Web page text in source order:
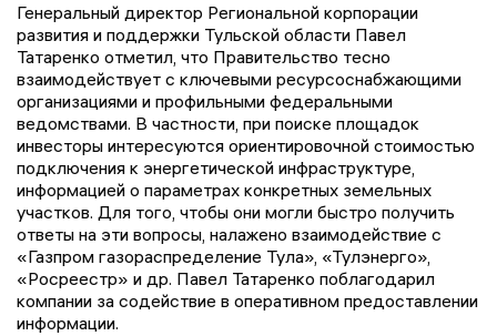
Генеральный директор Региональной корпорации
развития и поддержки Тульской области Павел
Татаренко отметил, что Правительство тесно
взаимодействует с ключевыми ресурсоснабжающими
организациями и профильными федеральными
ведомствами. В частности, при поиске площадок
инвесторы интересуются ориентировочной стоимостью
подключения к энергетической инфраструктуре,
информацией о параметрах конкретных земельных
участков. Для того, чтобы они могли быстро получить
ответы на эти вопросы, налажено взаимодействие с
«Газпром газораспределение Тула», «Тулэнерго»,
«Росреестр» и др. Павел Татаренко поблагодарил
компании за содействие в оперативном предоставлении
информации.